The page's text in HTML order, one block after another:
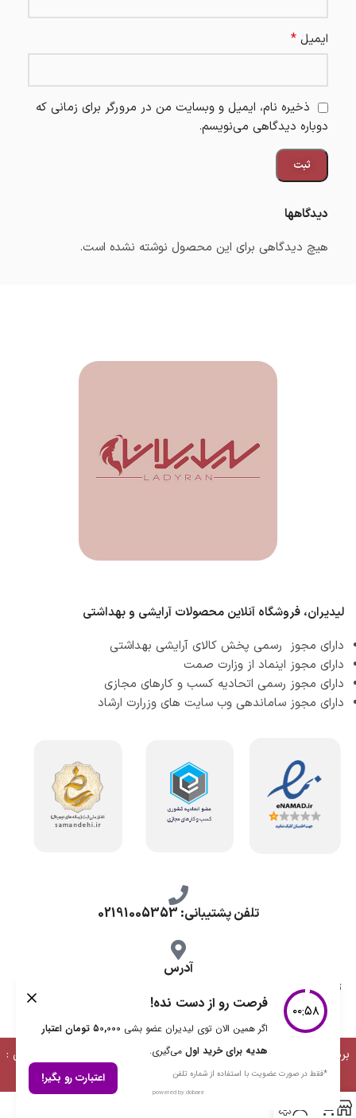
دیدگاهها
هیچ دیدگاهی برای این محصول نوشته نشده است.
ایمیل *
ذخیره نام، ایمیل و وبسایت من در مرورگر برای زمانی که
دوباره دیدگاهی می‌نویسم.
لیدیران، فروشگاه آنلاین محصولات آرایشی و بهداشتی
دارای مجوز رسمی پخش کالای آرایشی بهداشتی
دارای مجوز اینماد از وزارت صمت
دارای مجوز رسمی اتحادیه کسب و کارهای مجازی
دارای مجوز ساماندهی وب سایت های وزرارت ارشاد
تلفن پشتیبانی: 02191005353
آدرس
تهران، طرشت شمالی، خ محمد حسینی، کوچه گلناز شرقی، پلاک 10.
برداشت مطالب با ذکر منبع بلامانع است | طراحی، توسعه و پشتیبانی :
دیمن ارتباط